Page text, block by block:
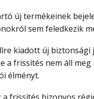
sem feledkezik
a frissítés nem áll
élményt.